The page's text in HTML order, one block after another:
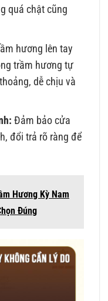
quá chật cũng
hương lên tay
trầm hương tự
dễ chịu và
Đảm bảo cửa
đổi trả rõ ràng để
Hương Kỳ Nam
Đúng